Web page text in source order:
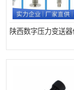
陕西数字压力变送